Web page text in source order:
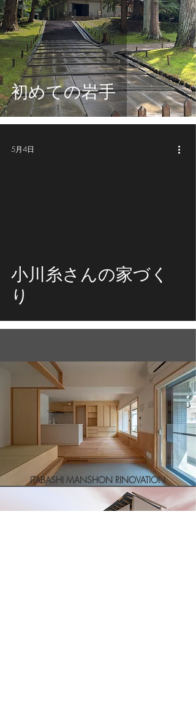
初めての岩手
小川糸さんの家づく
り
5月4日
ITABASHI MANSHON RINOVATION